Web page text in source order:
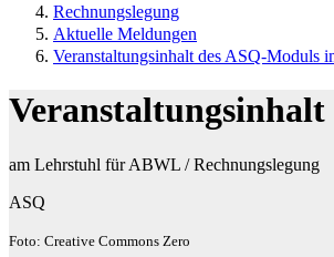
Rechnungslegung
Aktuelle Meldungen
Veranstaltungsinhalt des ASQ-Moduls
Veranstaltungsinhalt
am Lehrstuhl für ABWL / Rechnungslegung
ASQ
Foto: Creative Commons Zero